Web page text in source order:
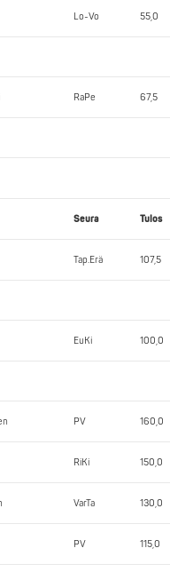
Lo-Vo 55,0
RaPe 67,5
Seura Tulos
Tap.Erä 107,5
EuKi 100,0
PV 160,0
RiKi 150,0
VarTa 130,0
PV 115,0